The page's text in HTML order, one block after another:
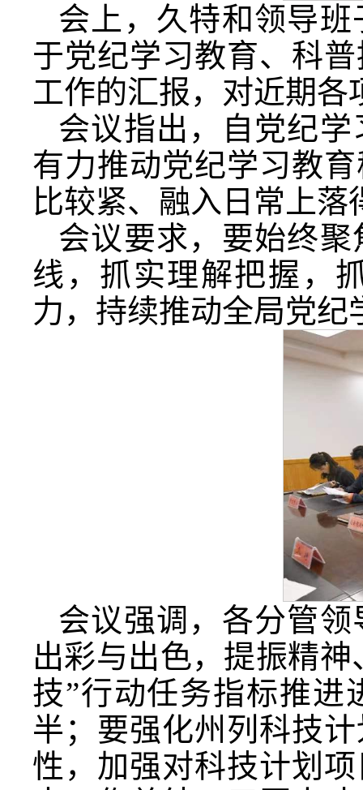
会上，久特和领导
于党纪学习教育、科
工作的汇报，对近期
会议指出，自党纪
有力推动党纪学习教
比较紧、融入日常上
会议要求，要始终
线，抓实理解把握，
力，持续推动全局党纪
会议强调，各分管
出彩与出色，提振精
技”行动任务指标推进
半；要强化州列科技
性，加强对科技计划